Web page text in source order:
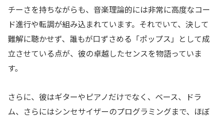
チーさを持ちながらも、音楽理論的には非常に高度なコー
ド進行や転調が組み込まれています。それでいて、決して
難解に聴かせず、誰もが口ずさめる「ポップス」として成
立させている点が、彼の卓越したセンスを物語っていま
す。
さらに、彼はギターやピアノだけでなく、ベース、ドラ
ム、さらにはシンセサイザーのプログラミングまで、ほぼ